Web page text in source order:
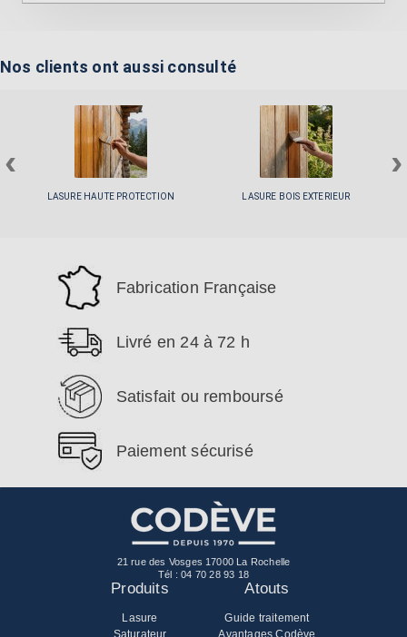
Nos clients ont aussi consulté
LASURE HAUTE PROTECTION LASURE BOIS EXTERIEUR
‹ ›
Fabrication Française
Livré en 24 à 72 h
Satisfait ou remboursé
Paiement sécurisé
21 rue des Vosges 17000 La Rochelle
Tél :04 70 28 93 18
Produits
Lasure
Saturateur
Atouts
Guide traitement
Avantages Codève